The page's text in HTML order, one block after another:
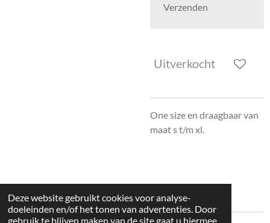
Deze website gebruikt cookies voor analyse-
doeleinden en/of het tonen van advertenties. Door
gebruik te blijven maken van de site gaat u hiermee
Verzenden
Uitverkocht
One size en draagbaar van
maat s t/m xl.